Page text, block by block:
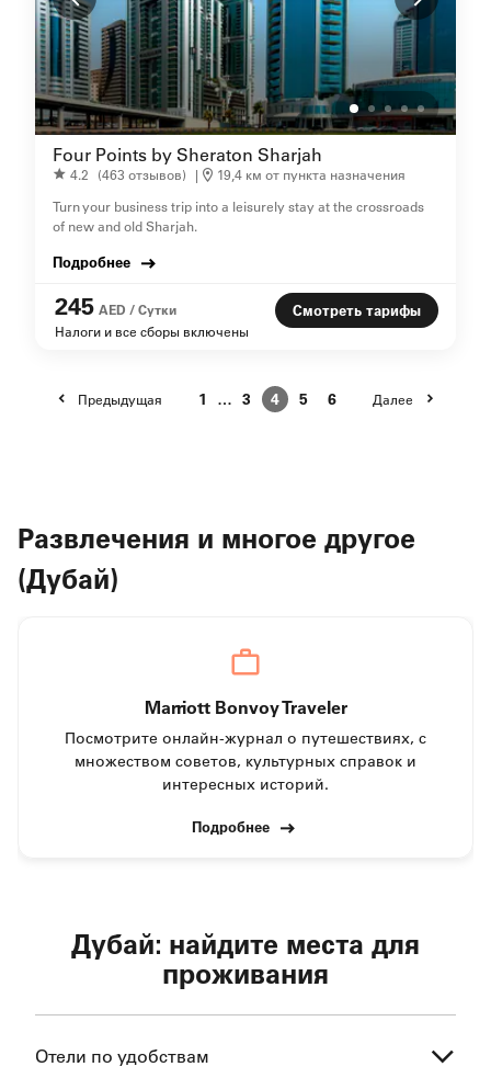
Four Points by Sheraton Sharjah
4.2 (463 отзывов) |
19,4 км от пункта назначения
Turn your business trip into a leisurely stay at the crossroads
of new and old Sharjah.
Подробнее
245 AED / Сутки
Налоги и все сборы включены
Смотреть тарифы
Предыдущая 1 … 3 4 5 6 Далее
Развлечения и многое другое
(Дубай)
Marriott Bonvoy Traveler
Посмотрите онлайн-журнал о путешествиях, с
множеством советов, культурных справок и
интересных историй.
Подробнее
Дубай: найдите места для
проживания
Отели по удобствам